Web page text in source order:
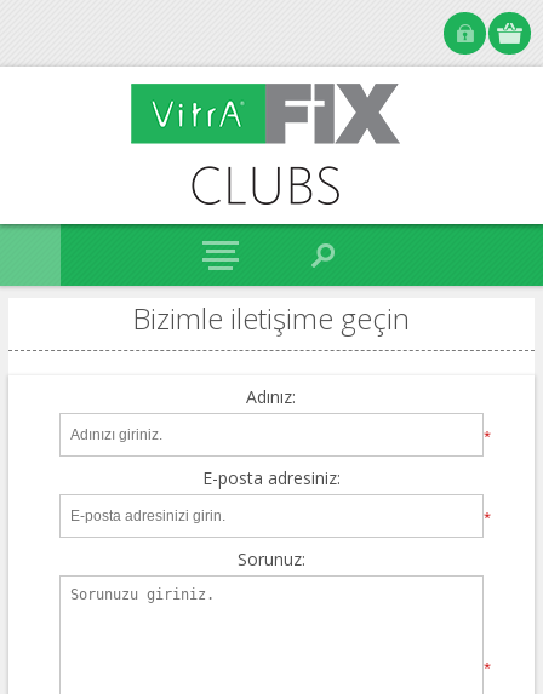
Bizimle iletişime geçin
Adınız:
*
E-posta adresiniz:
*
Sorunuz:
*